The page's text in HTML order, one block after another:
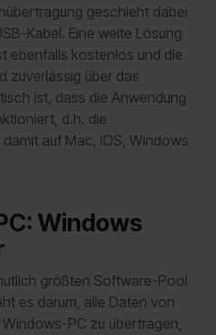
geschieht dabei
Kabel. Eine weite Lösung
ebenfalls kostenlos und die
zuverlässig über das
ist, dass die Anwendung
d.h. die
auf Mac, iOS, Windows
Windows
größten Software-Pool
es darum, alle Daten von
PC zu übertragen,